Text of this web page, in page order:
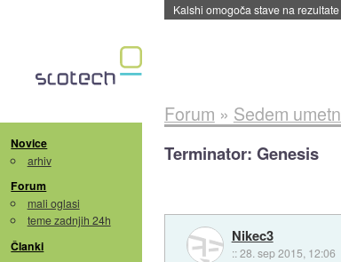
Sandisk že prodal več kot
Novice
arhiv
Forum
mali oglasi
teme zadnjih 24h
Članki
Forum » Sedem
Terminator: Genesis
Nikec3
::28. sep 2015, 12:06